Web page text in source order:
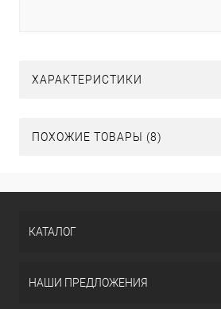
ХАРАКТЕРИСТИКИ
ПОХОЖИЕ ТОВАРЫ (8)
КАТАЛОГ
НАШИ ПРЕДЛОЖЕНИЯ